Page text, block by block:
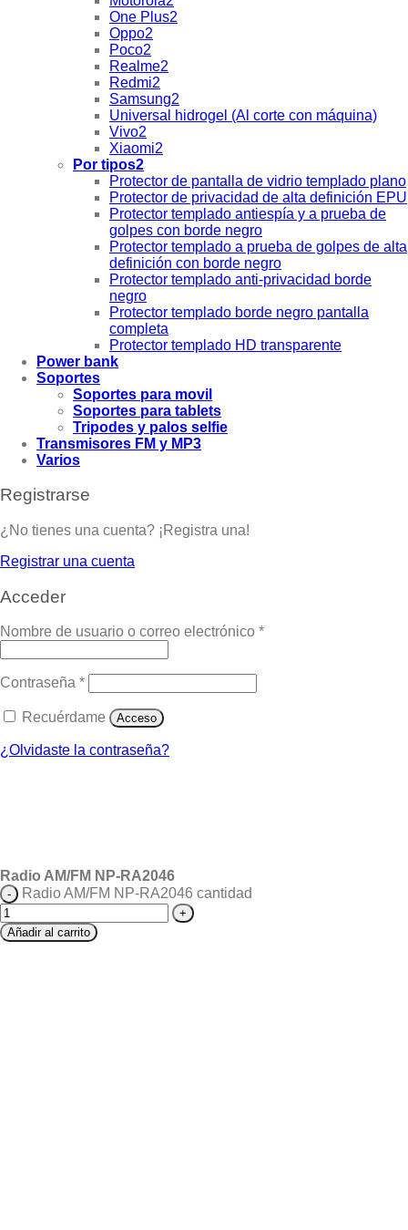
One Plus2
Oppo2
Poco2
Realme2
Redmi2
Samsung2
Universal hidrogel (Al corte con máquina)
Vivo2
Xiaomi2
Por tipos2
Protector de pantalla de vidrio templado plano
Protector de privacidad de alta definición EPU
Protector templado antiespía y a prueba de
golpes con borde negro
Protector templado a prueba de golpes de alta
definición con borde negro
Protector templado anti-privacidad borde
negro
Protector templado borde negro pantalla
completa
Protector templado HD transparente
Power bank
Soportes
Soportes para movil
Soportes para tablets
Tripodes y palos selfie
Transmisores FM y MP3
Varios
Registrarse
¿No tienes una cuenta? ¡Registra una!
Registrar una cuenta
Acceder
Nombre de usuario o correo electrónico *
Contraseña *
Recuérdame Acceso
¿Olvidaste la contraseña?
Radio AM/FM NP-RA2046
Radio AM/FM NP-RA2046 cantidad
Añadir al carrito